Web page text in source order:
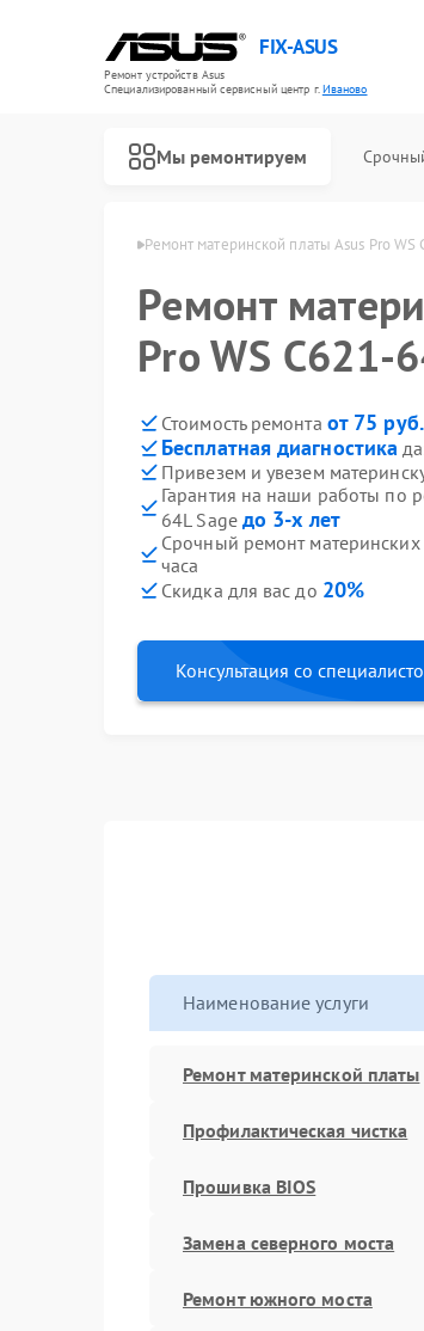
FIX-ASUS
Ремонт устройств Asus
Специализированный cервисный центр г.Иваново
Мы ремонтируем
Ремонт материнской платы Asus Pro WS
Ремонт
Pro WS C621-
Стоимость ремонта от 75 руб.
Бесплатная диагностика
Привезем и увезем
Гарантия на наши работы по
64L Sage до 3-х лет
Срочный ремонт материнских
часа
Скидка для вас до 20%
Консультация со
Наименование услуги
Ремонт материнской платы
Профилактическая чистка
Прошивка BIOS
Замена северного моста
Ремонт южного моста